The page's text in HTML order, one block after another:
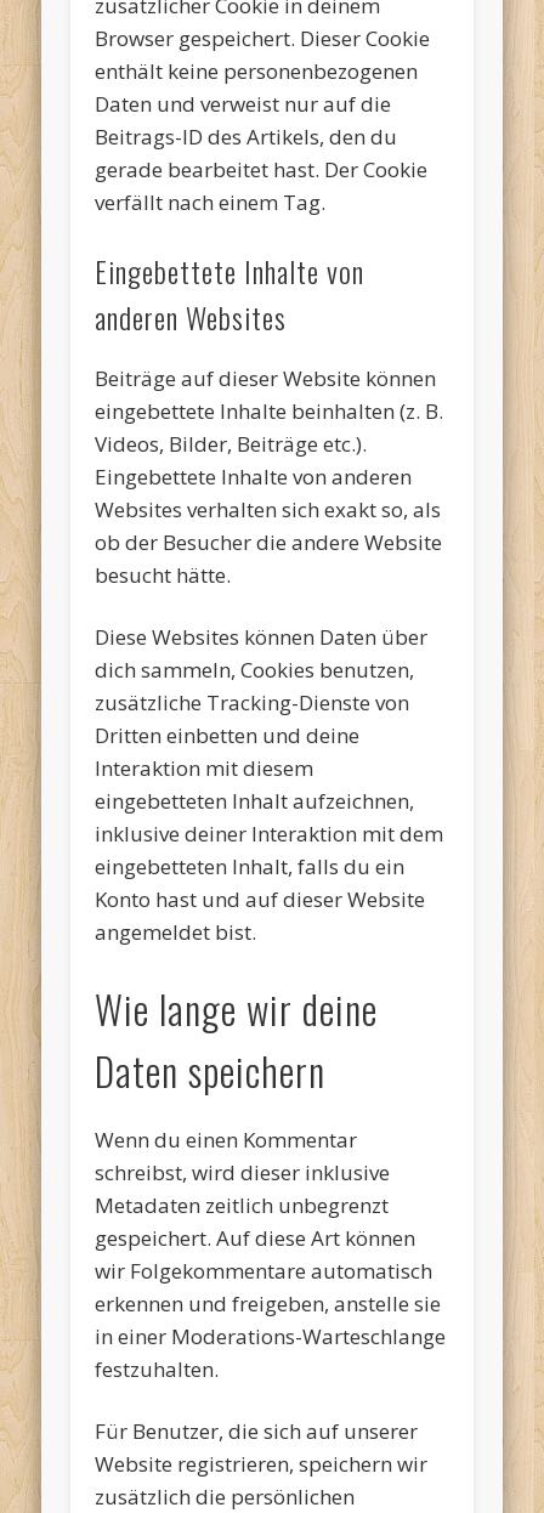
zusätzlicher Cookie in deinem
Browser gespeichert. Dieser Cookie
enthält keine personenbezogenen
Daten und verweist nur auf die
Beitrags-ID des Artikels, den du
gerade bearbeitet hast. Der Cookie
verfällt nach einem Tag.
Eingebettete Inhalte von
anderen Websites
Beiträge auf dieser Website können
eingebettete Inhalte beinhalten (z. B.
Videos, Bilder, Beiträge etc.).
Eingebettete Inhalte von anderen
Websites verhalten sich exakt so, als
ob der Besucher die andere Website
besucht hätte.
Diese Websites können Daten über
dich sammeln, Cookies benutzen,
zusätzliche Tracking-Dienste von
Dritten einbetten und deine
Interaktion mit diesem
eingebetteten Inhalt aufzeichnen,
inklusive deiner Interaktion mit dem
eingebetteten Inhalt, falls du ein
Konto hast und auf dieser Website
angemeldet bist.
Wie lange wir deine
Daten speichern
Wenn du einen Kommentar
schreibst, wird dieser inklusive
Metadaten zeitlich unbegrenzt
gespeichert. Auf diese Art können
wir Folgekommentare automatisch
erkennen und freigeben, anstelle sie
in einer Moderations-Warteschlange
festzuhalten.
Für Benutzer, die sich auf unserer
Website registrieren, speichern wir
zusätzlich die persönlichen